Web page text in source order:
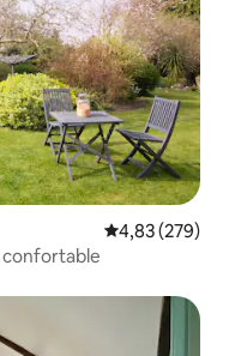
Évaluation
4,83 (279)
confortable